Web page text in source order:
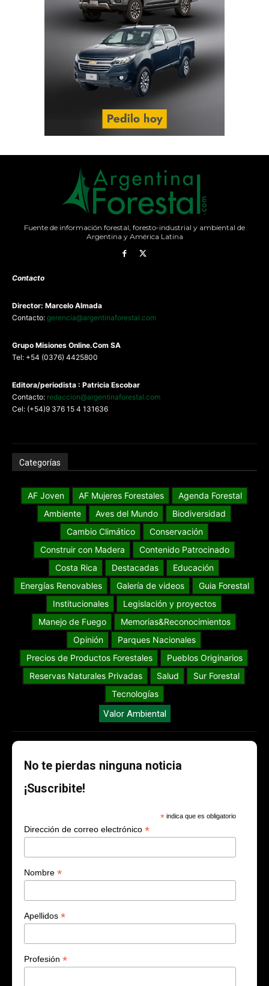
Fuente de información forestal, foresto-industrial y ambiental de
Argentina y América Latina
Contacto
Director: Marcelo Almada
Contacto: gerencia@argentinaforestal.com
Grupo Misiones Online.Com SA
Tel: +54 (0376) 4425800
Editora/periodista : Patricia Escobar
Contacto: redaccion@argentinaforestal.com
Cel: (+54)9 376 15 4 131636
Categorías
AF Joven AF Mujeres Forestales
Agenda Forestal
Ambiente
Aves del Mundo
Biodiversidad
Cambio Climático
Conservación
Construir con Madera
Contenido Patrocinado
Costa Rica
Destacadas
Educación
Energías Renovables
Galería de videos
Guia Forestal
Institucionales
Legislación y proyectos
Manejo de Fuego
Memorias&Reconocimientos
Opinión
Parques Nacionales
Precios de Productos Forestales
Pueblos Originarios
Reservas Naturales Privadas
Salud
Sur Forestal
Tecnologías
Valor Ambiental
No te pierdas ninguna noticia
¡Suscribite!
* indica que es obligatorio
Dirección de correo electrónico *
Nombre *
Apellidos *
Profesión *